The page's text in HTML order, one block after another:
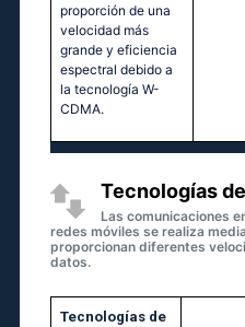
proporción de una
velocidad más
grande y eficiencia
espectral debido a
la tecnología W-
CDMA.
Tecnologías
Las comunicaciones
redes móviles se realiza
proporcionan diferentes
datos.
Tecnologías de